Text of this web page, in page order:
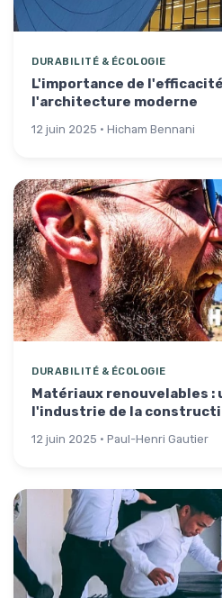
DURABILITÉ & ÉCOLOGIE
L'importance de
l'architecture moderne
12 juin 2025 · Hicham Bennani
DURABILITÉ & ÉCOLOGIE
Matériaux renouvelables :
l'industrie de la
12 juin 2025 · Paul-Henri Gautier